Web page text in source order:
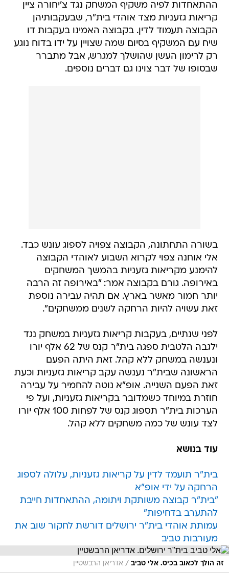
ההתאחדות לפיה משקיף המשחק נגד צ'יחורה ציין
קריאות גזעניות מצד אוהדי בית"ר, שבעקבותיהן
הקבוצה תעמוד לדין. בקבוצה האמינו בעקבות דו
שיח עם המשקיף בסיום שמה שצויין על ידו בדוח נוגע
רק לרימון העשן שהושלך למגרש, אבל מתברר
שבסופו של דבר צוינו גם דברים נוספים.
בשורה התחתונה, הקבוצה צפויה לספוג עונש כבד.
אלי אוחנה צפוי לקרוא השבוע לאוהדי הקבוצה
להימנע מקריאות גזעניות בהמשך המשחקים
באירופה. גורם בקבוצה אמר: "באירופה זה הרבה
יותר חמור מאשר בארץ. אם תהיה עבירה נוספת
זאת עשויה להיות הרחקה לשנים ממשחקים".
לפני שנתיים, בעקבות קריאות גזעניות במשחק נגד
ילגבה הלטבית ספגה בית"ר קנס של 62 אלף יורו
ונענשה במשחק ללא קהל. זאת היתה הפעם
הראשונה שבית"ר נענשה עקב קריאות גזעניות וכעת
זאת הפעם השנייה. אופ"א נוטה להחמיר על עבירה
חוזרת במיוחד כשמדובר בקריאות גזעניות, ועל פי
הערכות בית"ר תספוג קנס של לפחות 100 אלף יורו
לצד עונש של כמה משחקים ללא קהל.
עוד בנושא
בית"ר תועמד לדין על קריאות גזעניות, עלולה לספוג
הרחקה על ידי אופ"א
"בית"ר קבוצה משותקת ויתומה, ההתאחדות חייבת
להתערב בדחיפות"
עמותת אוהדי בית"ר ירושלים דורשת לחקור שוב את
מעורבות טביב
זה הולך לכאוב בכיס. אלי טביב / אדריאן הרבשטיין